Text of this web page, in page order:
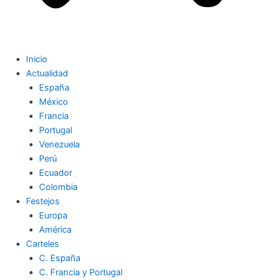
Inicio
Actualidad
España
México
Francia
Portugal
Venezuela
Perú
Ecuador
Colombia
Festejos
Europa
América
Carteles
C. España
C. Francia y Portugal